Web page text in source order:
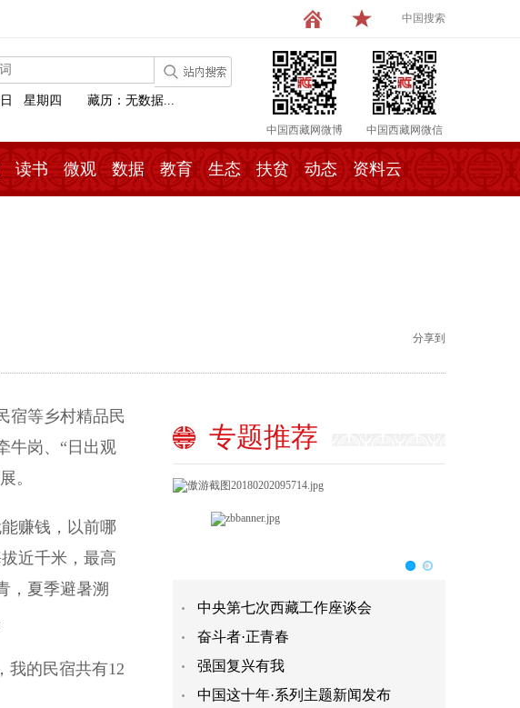
中国搜索
中国西藏网微博 中国西藏网微信
日 星期四 藏历：无数据...
读书 微观 数据 教育 生态 扶贫 动态 资料云
分享到
宿等乡村精品民
牛岗、“日出观
。
赚钱，以前哪
近千米，最高
，夏季避暑溯
的民宿共有12
专题推荐
中央第七次西藏工作座谈会
奋斗者·正青春
强国复兴有我
中国这十年·系列主题新闻发布